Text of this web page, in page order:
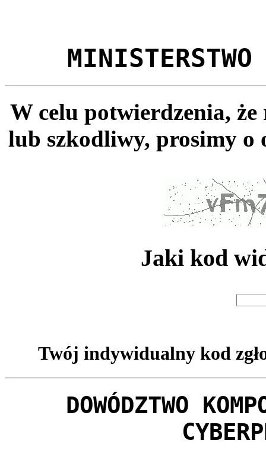
MINISTERSTWO
W celu potwierdzenia,
lub szkodliwy, prosimy o
Jaki kod
Twój indywidualny kod
DOWÓDZTWO